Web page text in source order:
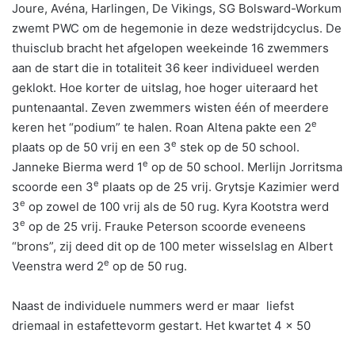
Joure, Avéna, Harlingen, De Vikings, SG Bolsward-Workum
zwemt PWC om de hegemonie in deze wedstrijdcyclus. De
thuisclub bracht het afgelopen weekeinde 16 zwemmers
aan de start die in totaliteit 36 keer individueel werden
geklokt. Hoe korter de uitslag, hoe hoger uiteraard het
puntenaantal. Zeven zwemmers wisten één of meerdere
keren het “podium” te halen. Roan Altena pakte een 2e
plaats op de 50 vrij en een 3e stek op de 50 school.
Janneke Bierma werd 1e op de 50 school. Merlijn Jorritsma
scoorde een 3e plaats op de 25 vrij. Grytsje Kazimier werd
3e op zowel de 100 vrij als de 50 rug. Kyra Kootstra werd
3e op de 25 vrij. Frauke Peterson scoorde eveneens
“brons”, zij deed dit op de 100 meter wisselslag en Albert
Veenstra werd 2e op de 50 rug.
Naast de individuele nummers werd er maar liefst
driemaal in estafettevorm gestart. Het kwartet 4 x 50